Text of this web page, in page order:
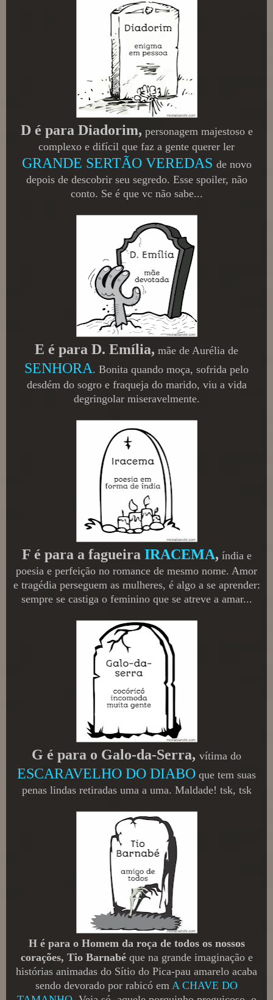
D é para Diadorim, personagem majestoso e
complexo e difícil que faz a gente querer ler
GRANDE SERTÃO VEREDAS de novo
depois de descobrir seu segredo. Esse spoiler, não
conto. Se é que vc não sabe...
E é para D. Emília, mãe de Aurélia de
SENHORA. Bonita quando moça, sofrida pelo
desdém do sogro e fraqueja do marido, viu a vida
degringolar miseravelmente.
F é para a fagueira IRACEMA, índia e
poesia e perfeição no romance de mesmo nome. Amor
e tragédia perseguem as mulheres, é algo a se aprender:
sempre se castiga o feminino que se atreve a amar...
G é para o Galo-da-Serra, vítima do
ESCARAVELHO DO DIABO que tem suas
penas lindas retiradas uma a uma. Maldade! tsk, tsk
H é para o Homem da roça de todos os nossos
corações, Tio Barnabéque na grande imaginação e
histórias animadas do Sítio do Pica-pau amarelo acaba
sendo devorado por rabicó em A CHAVE DO